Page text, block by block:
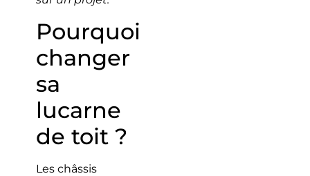
Pourquoi
changer
sa
lucarne
de toit ?
Les châssis